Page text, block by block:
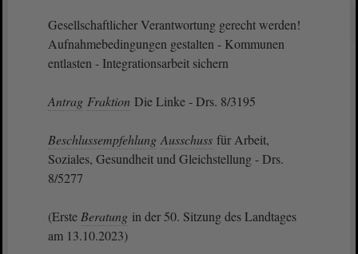
Gesellschaftlicher Verantwortung gerecht werden!
Aufnahmebedingungen gestalten - Kommunen
entlasten - Integrationsarbeit sichern
Antrag Fraktion Die Linke - Drs. 8/3195
Beschlussempfehlung Ausschuss für Arbeit,
Soziales, Gesundheit und Gleichstellung - Drs.
8/5277
(Erste Beratung in der 50. Sitzung des Landtages
am 13.10.2023)